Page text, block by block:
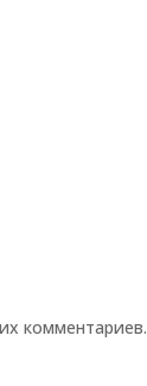
комментариев.